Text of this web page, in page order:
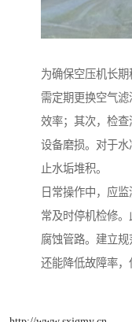
为确保空压机长期
需定期更换空气
效率；其次，检
设备磨损。对于
止水垢堆积。
日常操作中，应
常及时停机检修
腐蚀管路。建立规
还能降低故障率，